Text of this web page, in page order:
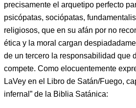
precisamente el arquetipo perfecto
psicópatas, sociópatas,
religiosos, que en su afán por no
ética y la moral cargan
de un tercero la responsabilidad que
compete. Como elocuentemente
LaVey en el Libro de Satán/Fuego,
infernal” de la Biblia Satánica: